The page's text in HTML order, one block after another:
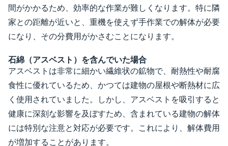
間がかかるため、効率的な作業が難しくなります。特に隣
家との距離が近いと、重機を使えず手作業での解体が必要
になり、その分費用がかさむことになります。
石綿（アスベスト）を含んでいた場合
アスベストは非常に細かい繊維状の鉱物で、耐熱性や耐腐
食性に優れているため、かつては建物の屋根や断熱材に広
く使用されていました。しかし、アスベストを吸引すると
健康に深刻な影響を及ぼすため、含まれている建物の解体
には特別な注意と対応が必要です。これにより、解体費用
が増加することがあります。